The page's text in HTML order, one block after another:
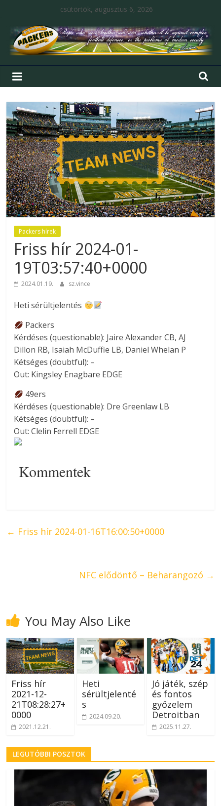
csütörtök, augusztus 6, 2026
Packers hírek
Friss hír 2024-01-
19T03:57:40+0000
2024.01.19. sz.vince
Heti sérültjelentés
Packers
Kérdéses (questionable): Jaire Alexander CB, AJ
Dillon RB, Isaiah McDuffie LB, Daniel Whelan P
Kétséges (doubtful): –
Out: Kingsley Enagbare EDGE
49ers
Kérdéses (questionable): Dre Greenlaw LB
Kétséges (doubtful): –
Out: Clelin Ferrell EDGE
Kommentek
← Friss hír 2024-01-16T16:00:50+0000
NFC elődöntő – Beharangozó →
You May Also Like
Friss hír
2021-12-
21T08:28:27+
0000
2021.12.21.
Heti
sérültjelenté
s
2024.09.20.
Jó játék, szép
és fontos
győzelem
Detroitban
2025.11.27.
LEGUTÓBBI POSZTOK